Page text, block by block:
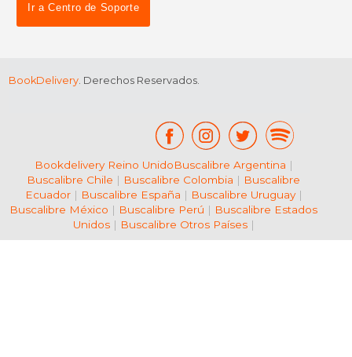
Ir a Centro de Soporte
BookDelivery. Derechos Reservados.
Bookdelivery Reino UnidoBuscalibre Argentina |
Buscalibre Chile | Buscalibre Colombia | Buscalibre
Ecuador| Buscalibre España | Buscalibre Uruguay|
Buscalibre México | Buscalibre Perú | Buscalibre Estados
Unidos| Buscalibre Otros Países|